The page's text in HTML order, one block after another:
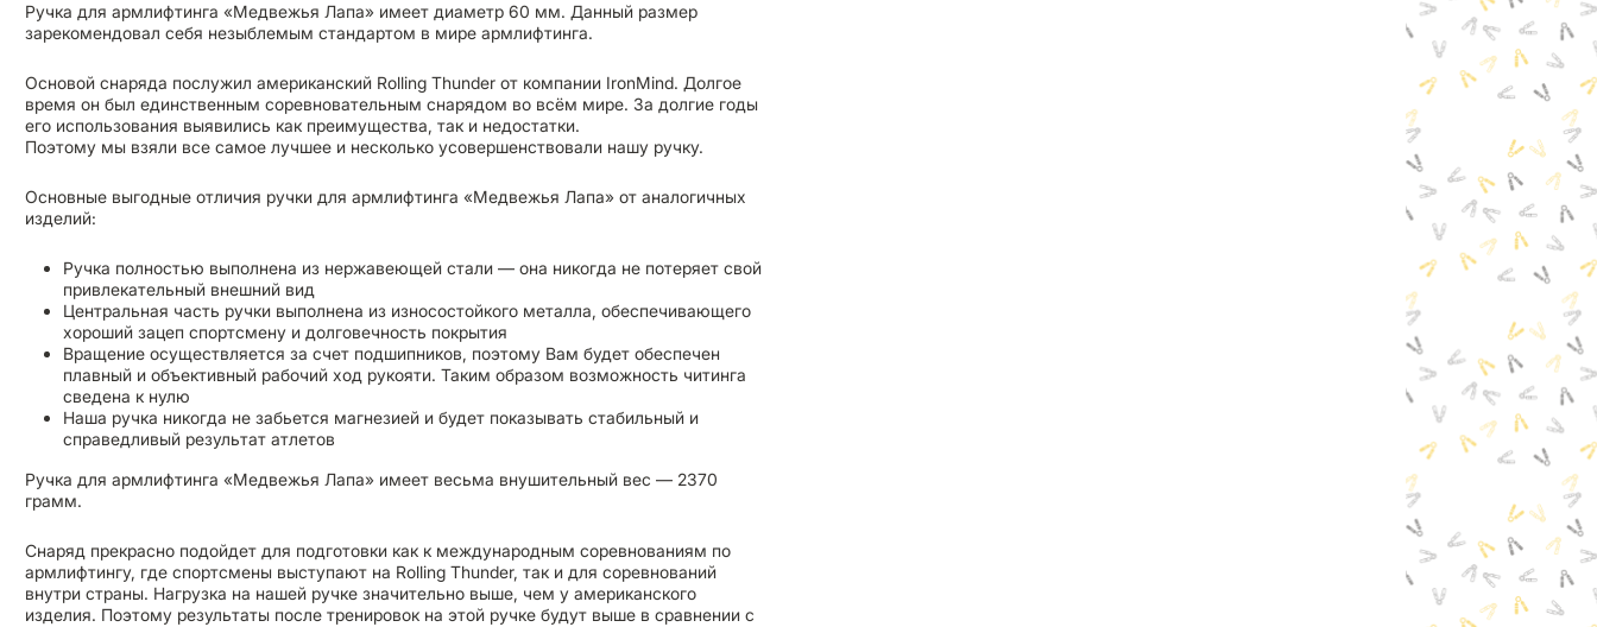
Ручка для армлифтинга «Медвежья Лапа» имеет диаметр 60 мм. Данный размер
зарекомендовал себя незыблемым стандартом в мире армлифтинга.
Основой снаряда послужил американский Rolling Thunder от компании IronMind. Долгое
время он был единственным соревновательным снарядом во всём мире. За долгие годы
его использования выявились как преимущества, так и недостатки.
Поэтому мы взяли все самое лучшее и несколько усовершенствовали нашу ручку.
Основные выгодные отличия ручки для армлифтинга «Медвежья Лапа» от аналогичных
изделий:
Ручка полностью выполнена из нержавеющей стали — она никогда не потеряет свой
привлекательный внешний вид
Центральная часть ручки выполнена из износостойкого металла, обеспечивающего
хороший зацеп спортсмену и долговечность покрытия
Вращение осуществляется за счет подшипников, поэтому Вам будет обеспечен
плавный и объективный рабочий ход рукояти. Таким образом возможность читинга
сведена к нулю
Наша ручка никогда не забьется магнезией и будет показывать стабильный и
справедливый результат атлетов
Ручка для армлифтинга «Медвежья Лапа» имеет весьма внушительный вес — 2370
грамм.
Снаряд прекрасно подойдет для подготовки как к международным соревнованиям по
армлифтингу, где спортсмены выступают на Rolling Thunder, так и для соревнований
внутри страны. Нагрузка на нашей ручке значительно выше, чем у американского
изделия. Поэтому результаты после тренировок на этой ручке будут выше в сравнении с